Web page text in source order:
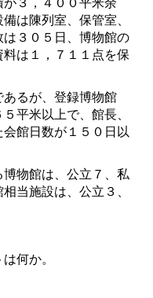
は陳列室、保管室、
３０５日、博物館の
は１，７１１点を保
るが、登録博物館
平米以上で、館長、
館日数が１５０日以
物館は、公立７、私
当施設は、公立３、
何か。